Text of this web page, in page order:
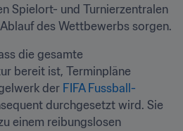
Spielort- und Turnierzentralen
des Wettbewerbs sorgen.
die gesamte
bereit ist, Terminpläne
der FIFA Fussball-
durchgesetzt wird. Sie
einem reibungslosen